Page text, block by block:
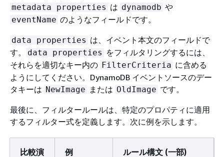
metadata properties は dynamodb や
eventName のようなフィールドです。
data properties は、イベント本文のフィールドで
す。
data properties をフィルタリングするには、
それらを適切なキー内の FilterCriteria に含める
ようにしてください。DynamoDB イベントソースのデー
タキーは NewImage または OldImage です。
最後に、フィルタールールは、特定のプロパティに適用
するフィルター式を定義します。次に例を示します。
比較演
例 ルール構文 (一部)